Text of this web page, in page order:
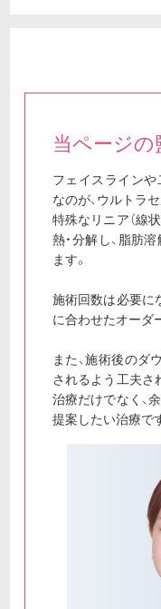
当ページの
フェイスライン
なのが、ウルトラ
特殊なリニア（線
熱・分解し、脂肪
ます。
施術回数は必要に
に合わせたオーダ
また、施術後のダ
されるよう工夫さ
治療だけでなく、
提案したい治療で